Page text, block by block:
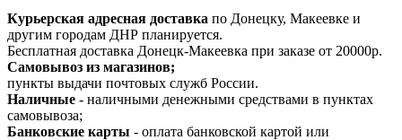
Курьерская адресная доставка по Донецку, Макеевке и
другим городам ДНР планируется.
Бесплатная доставка Донецк-Макеевка при заказе от 20000р.
Самовывоз из магазинов;
пункты выдачи почтовых служб России.
Наличные - наличными денежными средствами в пунктах
самовывоза;
Банковские карты - оплата банковской картой или